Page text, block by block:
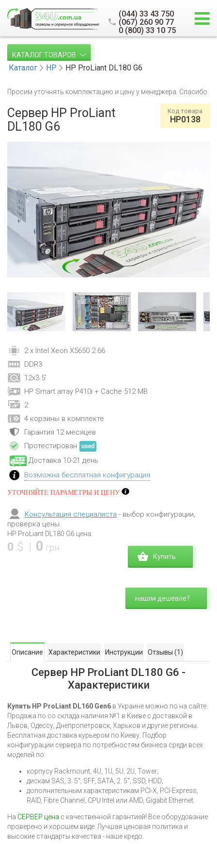
(044) 33 43 750
(067) 260 90 77
0 (800) 33 10 75
КАТАЛОГ ТОВАРОВ
Каталог HP HP ProLiant DL180 G6
Просим уточнять комплектацию и цену у менеджера. Спасибо
Сервер HP ProLiant
DL180 G6
Код товара
HP0138
2 x Intel Xeon X5650 2.66
DDR3
12x3.5'
HP Smart array P410i + Cache 512 MB
2
4 корзины в комплекте
Гарантия 12 месяцев
Протестирован
Доставка 10-21 день
Возможна бесплатная конфигурация
УТОЧНЯЙТЕ ПАРАМЕТРЫ И ЦЕНУ
Консультация специалиста - выбор конфигурации,
проверка цены.
HP ProLiant DL180 G6 цена:
0 $ | 0 грн
Купить
нашли дешевле?
Описание Характеристики Инструкции Отзывы (1)
Сервер HP ProLiant DL180 G6 -
Характеристики
Купить HP ProLiant DL160 Gen6 в Украине можно по на сайте.
Продажа по со склада наличия №1 в Киеве с доставкой в
Львов, Одессу, Днепропетровск, Харьков и другие регионы.
Бесплатная доставка курьером по Киеву. Подбор
конфигурации сервера по потребностям бизнеса среди всех
моделей по:
корпусу Rackmount, 4U, 1U, 5U, 2U, Tower;
дискам SAS, 3. 5", SFF, SATA, 2. 5", SSD, HDD;
дополнительным характеристикам PCI-X, PCI-Express,
RAID, Fibre Channel, CPU Intel или AMD, Gigabit Ethernet.
На СЕРВЕР цена с качественной гарантией! Все оборудование
проверено и хорошем виде. Лучшая ценовая политика и
высокие стандарты качества - наше кредо.